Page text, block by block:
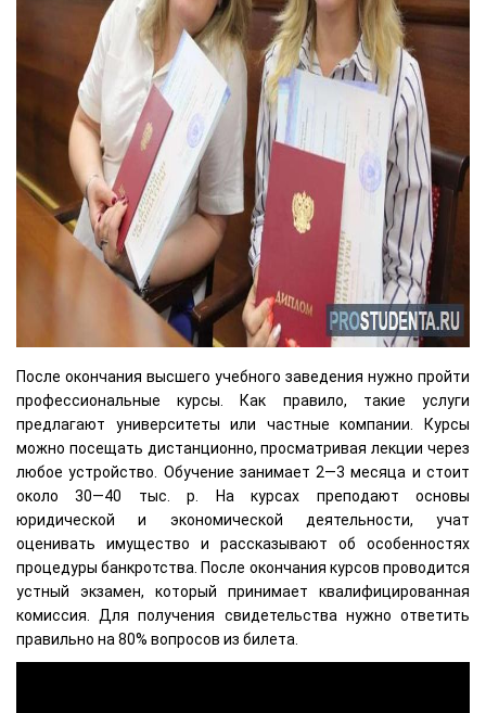
После окончания высшего учебного заведения нужно пройти
профессиональные курсы. Как правило, такие услуги
предлагают университеты или частные компании. Курсы
можно посещать дистанционно, просматривая лекции через
любое устройство. Обучение занимает 2—3 месяца и стоит
около 30—40 тыс. р. На курсах преподают основы
юридической и экономической деятельности, учат
оценивать имущество и рассказывают об особенностях
процедуры банкротства. После окончания курсов проводится
устный экзамен, который принимает квалифицированная
комиссия. Для получения свидетельства нужно ответить
правильно на 80% вопросов из билета.